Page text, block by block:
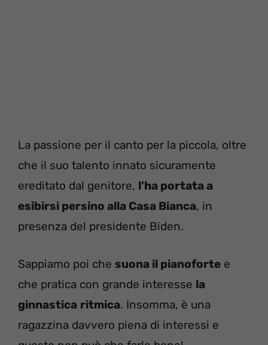
La passione per il canto per la piccola, oltre
che il suo talento innato sicuramente
ereditato dal genitore, l’ha portata a
esibirsi persino alla Casa Bianca, in
presenza del presidente Biden.
Sappiamo poi che suona il pianoforte e
che pratica con grande interesse la
ginnastica ritmica. Insomma, è una
ragazzina davvero piena di interessi e